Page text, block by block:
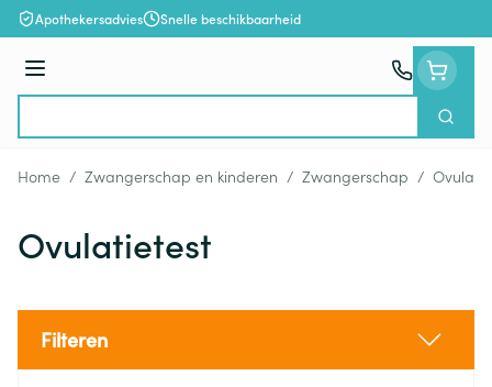
Ga naar de inhoud
Apothekersadvies Snelle beschikbaarheid
Menu
Zoek
Home / Zwangerschap en kinderen / Zwangerschap /
Ovulatietest
Filteren